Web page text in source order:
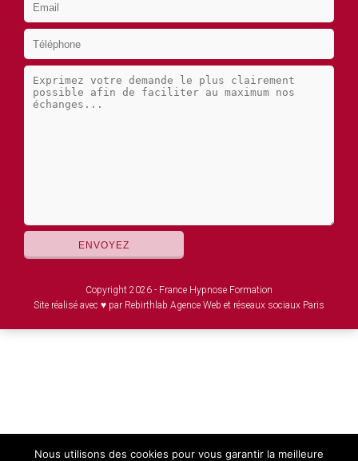
Copyright 2026 - France Hypnose Formation
Site réalisé avec ♥ par Rebirthlab Agence Web et réseaux sociaux Paris
Nous utilisons des cookies pour vous garantir la meilleure